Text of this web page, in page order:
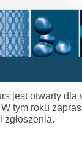
jest otwarty dla
tym roku
zgłoszenia.